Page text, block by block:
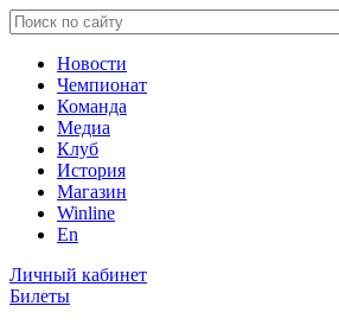
Новости
Чемпионат
Команда
Медиа
Клуб
История
Магазин
Winline
En
Личный кабинет
Билеты